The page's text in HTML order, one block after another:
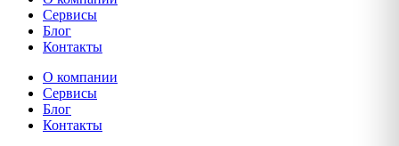
Сервисы
Блог
Контакты
О компании
Сервисы
Блог
Контакты